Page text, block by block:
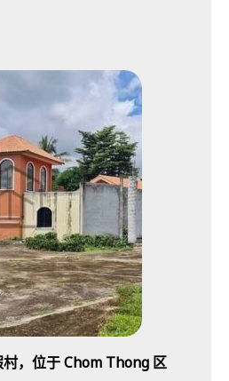
，位于 Chom Thong 区